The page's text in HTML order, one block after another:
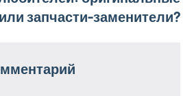
или запчасти-заменители?